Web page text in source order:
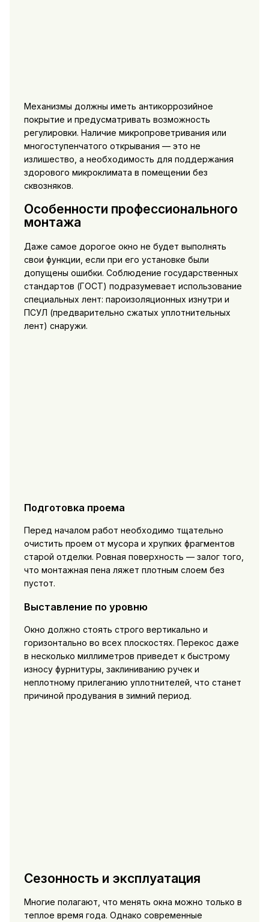
Механизмы должны иметь антикоррозийное
покрытие и предусматривать возможность
регулировки. Наличие микропроветривания или
многоступенчатого открывания — это не
излишество, а необходимость для поддержания
здорового микроклимата в помещении без
сквозняков.
Особенности профессионального
монтажа
Даже самое дорогое окно не будет выполнять
свои функции, если при его установке были
допущены ошибки. Соблюдение государственных
стандартов (ГОСТ) подразумевает использование
специальных лент: пароизоляционных изнутри и
ПСУЛ (предварительно сжатых уплотнительных
лент) снаружи.
Подготовка проема
Перед началом работ необходимо тщательно
очистить проем от мусора и хрупких фрагментов
старой отделки. Ровная поверхность — залог того,
что монтажная пена ляжет плотным слоем без
пустот.
Выставление по уровню
Окно должно стоять строго вертикально и
горизонтально во всех плоскостях. Перекос даже
в несколько миллиметров приведет к быстрому
износу фурнитуры, заклиниванию ручек и
неплотному прилеганию уплотнителей, что станет
причиной продувания в зимний период.
Сезонность и эксплуатация
Многие полагают, что менять окна можно только в
теплое время года. Однако современные